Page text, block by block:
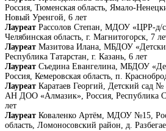
Россия, Тюменская область, Ямало-
Новый Уренгой, 6 лет
Лауреат Рассолов Степан, МДОУ «ЦРР-д/
Челябинская область, г. Магнитогорск, 7
Лауреат Мазитова Илана, МБДОУ
Республика Татарстан, г. Казань, 6 лет
Лауреат Съедина Евангелина, МБДОУ
Россия, Кемеровская область, п.
Лауреат Каратаев Георгий, Детский сад
АН ДОО «Алмазик», Россия, Республика
лет
Лауреат Коваленко Артём, МДОУ №15,
область, Ломоносовский район, д.